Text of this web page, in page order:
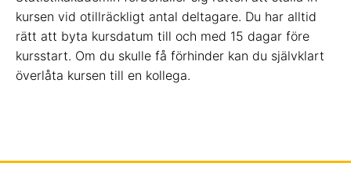
kursen vid otillräckligt antal deltagare. Du har alltid
rätt att byta kursdatum till och med 15 dagar före
kursstart. Om du skulle få förhinder kan du självklart
överlåta kursen till en kollega.